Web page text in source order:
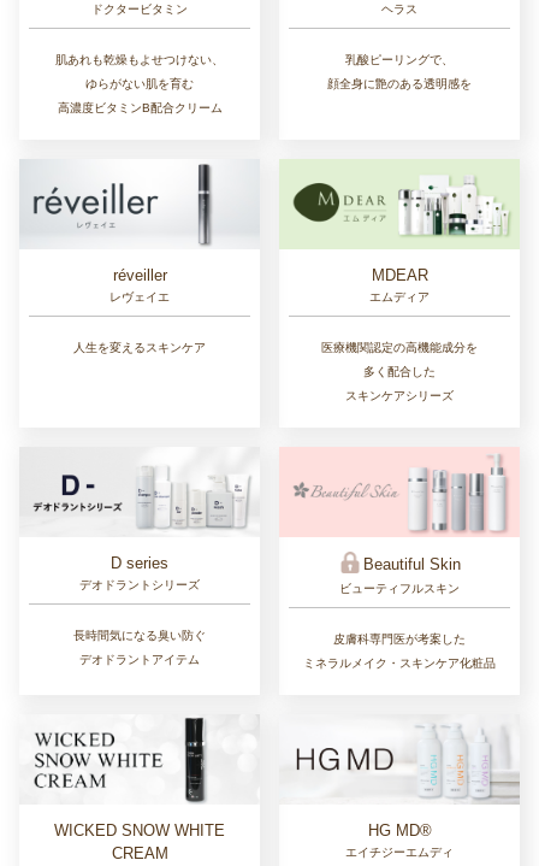
ドクタービタミン
肌あれも乾燥もよせつけない、
ゆらがない肌を育む
高濃度ビタミンB配合クリーム
ヘラス
乳酸ピーリングで、
顔全身に艶のある透明感を
réveiller
レヴェイエ
人生を変えるスキンケア
MDEAR
エムディア
医療機関認定の高機能成分を
多く配合した
スキンケアシリーズ
D series
デオドラントシリーズ
長時間気になる臭い防ぐ
デオドラントアイテム
Beautiful Skin
ビューティフルスキン
皮膚科専門医が考案した
ミネラルメイク・スキンケア化粧品
WICKED SNOW WHITE
CREAM
HG MD®
エイチジーエムディ